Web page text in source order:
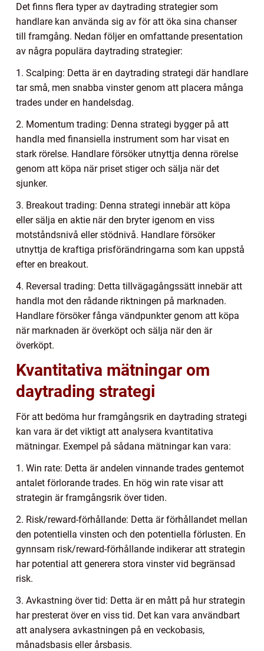
Det finns flera typer av daytrading strategier som
handlare kan använda sig av för att öka sina chanser
till framgång. Nedan följer en omfattande presentation
av några populära daytrading strategier:
1. Scalping: Detta är en daytrading strategi där handlare
tar små, men snabba vinster genom att placera många
trades under en handelsdag.
2. Momentum trading: Denna strategi bygger på att
handla med finansiella instrument som har visat en
stark rörelse. Handlare försöker utnyttja denna rörelse
genom att köpa när priset stiger och sälja när det
sjunker.
3. Breakout trading: Denna strategi innebär att köpa
eller sälja en aktie när den bryter igenom en viss
motståndsnivå eller stödnivå. Handlare försöker
utnyttja de kraftiga prisförändringarna som kan uppstå
efter en breakout.
4. Reversal trading: Detta tillvägagångssätt innebär att
handla mot den rådande riktningen på marknaden.
Handlare försöker fånga vändpunkter genom att köpa
när marknaden är överköpt och sälja när den är
överköpt.
Kvantitativa mätningar om
daytrading strategi
För att bedöma hur framgångsrik en daytrading strategi
kan vara är det viktigt att analysera kvantitativa
mätningar. Exempel på sådana mätningar kan vara:
1. Win rate: Detta är andelen vinnande trades gentemot
antalet förlorande trades. En hög win rate visar att
strategin är framgångsrik över tiden.
2. Risk/reward-förhållande: Detta är förhållandet mellan
den potentiella vinsten och den potentiella förlusten. En
gynnsam risk/reward-förhållande indikerar att strategin
har potential att generera stora vinster vid begränsad
risk.
3. Avkastning över tid: Detta är en mått på hur strategin
har presterat över en viss tid. Det kan vara användbart
att analysera avkastningen på en veckobasis,
månadsbasis eller årsbasis.